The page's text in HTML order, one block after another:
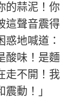
的蒜泥！你
這聲音震得
惑地喊道：
酸味！是麵
走不開！我
動！」